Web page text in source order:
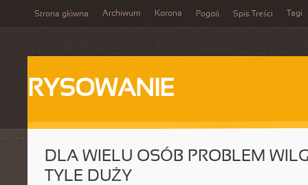
Strona główna Archiwum Korona Pogoń Spis Treści Tagi
RYSOWANIE
DLA WIELU OSÓB PROBLEM
TYLE DUŻY